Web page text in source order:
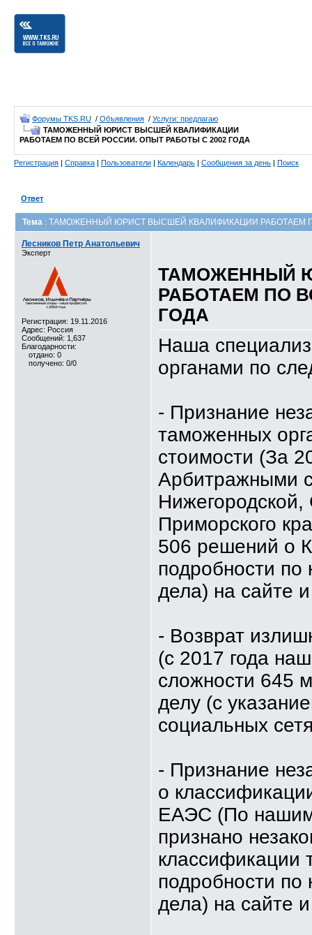
Форумы TKS.RU / Объявления / Услуги: предлагаю
ТАМОЖЕННЫЙ ЮРИСТ ВЫСШЕЙ КВАЛИФИКАЦИИ
РАБОТАЕМ ПО ВСЕЙ РОССИИ. ОПЫТ РАБОТЫ С 2002 ГОДА
Регистрация | Справка | Пользователи | Календарь | Сообщения за день | Поиск
Ответ
Тема : ТАМОЖЕННЫЙ ЮРИСТ ВЫСШЕЙ КВАЛИФИКАЦИИ РАБОТАЕМ
Лесников Петр Анатольевич
Эксперт
Регистрация: 19.11.2016
Адрес: Россия
Сообщений: 1,637
Благодарности:
отдано: 0
получено: 0/0
ТАМОЖЕННЫЙ
РАБОТАЕМ ПО
ГОДА
Наша
органами по
- Признание
таможенных
стоимости (За
Арбитражными
Приморского
506 решений о
подробности
дела) на сайте
- Возврат
(с 2017 года
сложности 645
делу (с
социальных
- Признание
о
ЕАЭС (По
признано
классификации
подробности
дела) на сайте